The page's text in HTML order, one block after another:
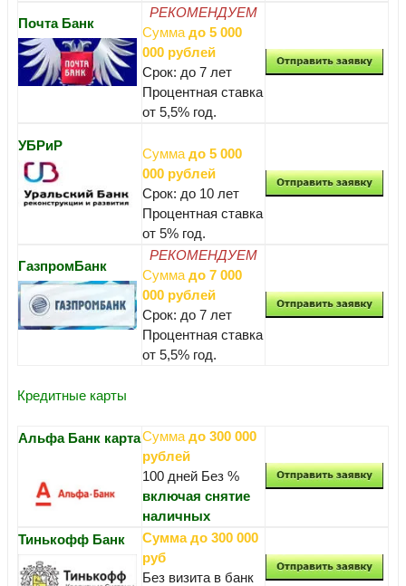
Почта Банк
РЕКОМЕНДУЕМ
Сумма до 5 000
000 рублей
Срок: до 7 лет
Процентная ставка
от 5,5% год.
УБРиР
Сумма до 5 000
000 рублей
Срок: до 10 лет
Процентная ставка
от 5% год.
ГазпромБанк
РЕКОМЕНДУЕМ
Сумма до 7 000
000 рублей
Срок: до 7 лет
Процентная ставка
от 5,5% год.
Кредитные карты
Альфа Банк картаСумма до 300 000
рублей
100 дней Без %
включая снятие
наличных
Тинькофф Банк
Сумма до 300 000
руб
Без визита в банк